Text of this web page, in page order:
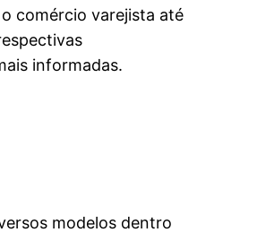
comércio varejista até
informadas.
modelos dentro